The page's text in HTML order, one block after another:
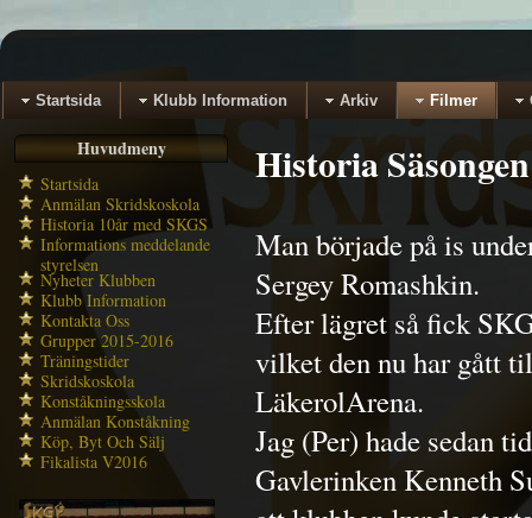
Startsida Klubb Information Arkiv Filmer
Huvudmeny
Startsida
Anmälan Skridskoskola
Historia 10år med SKGS
Informations meddelande
styrelsen
Nyheter Klubben
Klubb Information
Kontakta Oss
Grupper 2015-2016
Träningstider
Skridskoskola
Konståkningsskola
Anmälan Konståkning
Köp, Byt Och Sälj
Fikalista V2016
Historia
Man började på is
Sergey Romashkin.
Efter lägret så fick
vilket den nu har gått
LäkerolArena.
Jag (Per) hade sedan
Gavlerinken Kenneth